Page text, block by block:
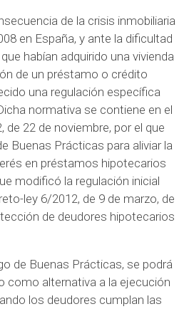
de la crisis inmobiliaria
en España, y ante la dificultad
habían adquirido una vivienda
de un préstamo o crédito
una regulación específica
normativa se contiene en el
de 22 de noviembre, por el que
Buenas Prácticas para aliviar la
en préstamos hipotecarios
modificó la regulación inicial
ley 6/2012, de 9 de marzo, de
de deudores hipotecarios
de Buenas Prácticas, se podrá
como alternativa a la ejecución
los deudores cumplan las